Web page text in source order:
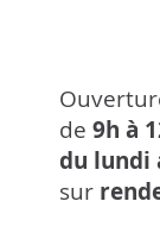
de 9h à
du lundi
sur